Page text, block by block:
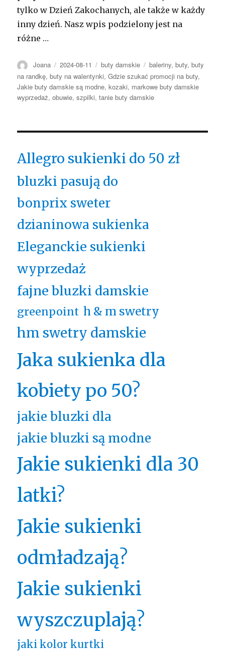
tylko w Dzień Zakochanych, ale także w każdy
inny dzień. Nasz wpis podzielony jest na
różne …
Autor
Joana Opublikowano
2024-08-11 Kategorie
buty damskie Tagi
baleriny,buty,buty
na randkę,buty na walentynki,Gdzie szukać promocji na buty,
Jakie buty damskie są modne,kozaki, markowe buty damskie
wyprzedaż,obuwie,szpilki,tanie buty damskie
Allegro sukienki do 50 zł
bluzki pasują do
bonprix sweter
dzianinowa sukienka
Eleganckie sukienki
wyprzedaż
fajne bluzki damskie
greenpoint h & m swetry
hm swetry damskie
Jaka sukienka dla
kobiety po 50?
jakie bluzki dla
jakie bluzki są modne
Jakie sukienki dla 30
latki?
Jakie sukienki
odmładzają?
Jakie sukienki
wyszczuplają?
jaki kolor kurtki